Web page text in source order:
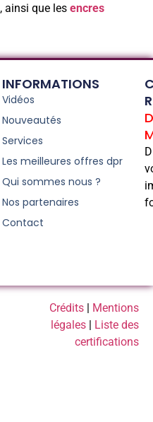
, ainsi que les encres
INFORMATIONS
Vidéos
Nouveautés
Services
Les meilleures offres dpr
Qui sommes nous ?
Nos partenaires
Contact
Crédits | Mentions
légales | Liste des
certifications